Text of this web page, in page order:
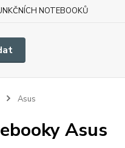
NOTEBOOKŮ
Asus
Asus